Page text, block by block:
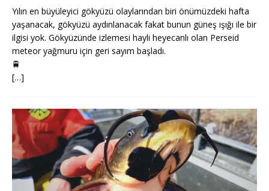
Yılın en büyüleyici gökyüzü olaylarından biri önümüzdeki hafta
yaşanacak, gökyüzü aydınlanacak fakat bunun güneş ışığı ile bir
ilgisi yok. Gökyüzünde izlemesi hayli heyecanlı olan Perseid
meteor yağmuru için geri sayım başladı.
🚆
[…]